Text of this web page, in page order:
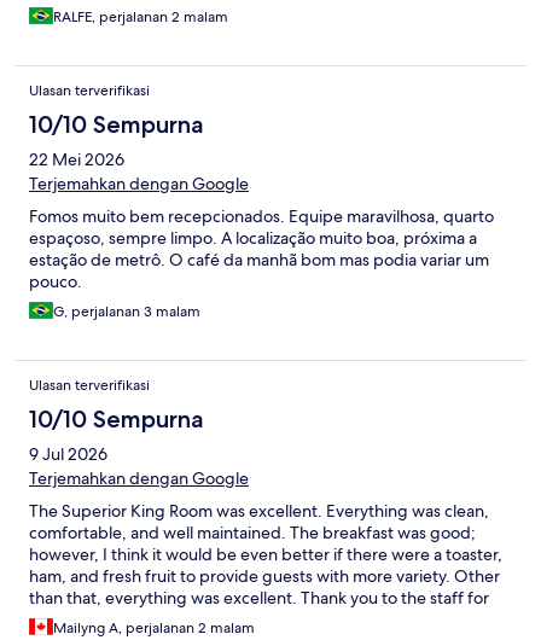
RALFE, perjalanan 2 malam
Ulasan terverifikasi
10/10 Sempurna
22 Mei 2026
Terjemahkan dengan Google
Fomos muito bem recepcionados. Equipe maravilhosa, quarto
espaçoso, sempre limpo. A localização muito boa, próxima a
estação de metrô. O café da manhã bom mas podia variar um
pouco.
G, perjalanan 3 malam
Ulasan terverifikasi
10/10 Sempurna
9 Jul 2026
Terjemahkan dengan Google
The Superior King Room was excellent. Everything was clean,
comfortable, and well maintained. The breakfast was good;
however, I think it would be even better if there were a toaster,
ham, and fresh fruit to provide guests with more variety. Other
than that, everything was excellent. Thank you to the staff for
their kindness and the great service we received.
Mailyng A, perjalanan 2 malam